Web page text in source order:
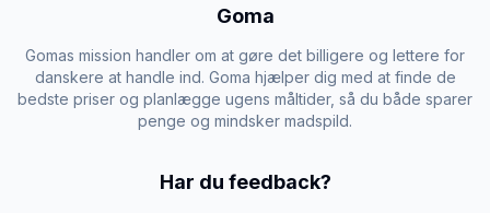
Goma
Gomas mission handler om at gøre det billigere og lettere for
danskere at handle ind. Goma hjælper dig med at finde de
bedste priser og planlægge ugens måltider, så du både sparer
penge og mindsker madspild.
Har du feedback?